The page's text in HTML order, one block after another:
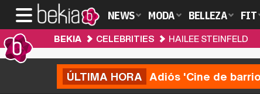
NEWS MODA BELLEZA FIT
BEKIA CELEBRITIES HAILEE STEINFELD
ÚLTIMA HORA Adiós 'Cine de